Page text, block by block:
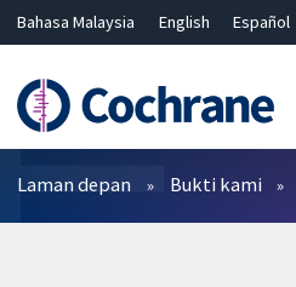
Bahasa Malaysia English
Español
Hrvatski
Deutsch ไทย
繁體中文
简体中文
Penapis
Laman depan Bukti kami